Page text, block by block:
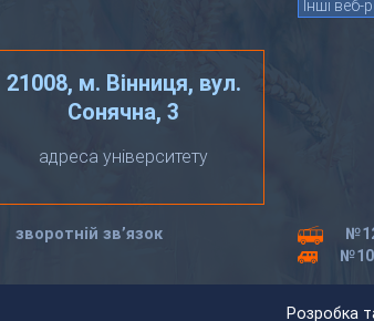
21008, м. Вінниця, вул.
Сонячна, 3
адреса університету
зворотній зв’язок
Розробка